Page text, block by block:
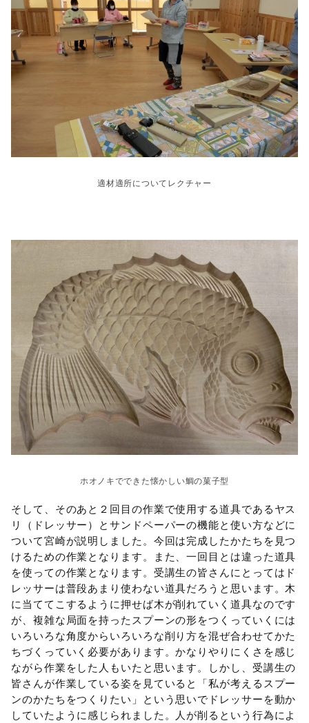
適材適所についてレクチャー
ホオノキでできた懐かしい鯛の菓子型
そして、そのあと２回目の作業で使用する道具であるヤス
リ（ドレッサー）とサンドペーパーの機能と使い方などに
ついて宮崎が説明しました。今回は完成したかたちを見つ
けるための作業となります。また、一回目とは違った道具
を使っての作業となります。受講生の皆さんにとってはド
レッサーは普段あまり使わない道具だろうと思います。木
に当ててこするように押せば木が削れていく道具なのです
が、複雑な局面を持ったスプーンの形をつくっていくには
いろいろな角度からいろいろな削り方を混ぜ合わせてかた
ちづくっていく必要があります。かなりやりにくさを感じ
ながら作業をした人もいたと思います。しかし、受講生の
皆さんが作業している姿を見ていると「私が考えるスプー
ンのかたちをつくりたい」という思いでドレッサーを動か
していたように感じられました。人が削るという行為によ